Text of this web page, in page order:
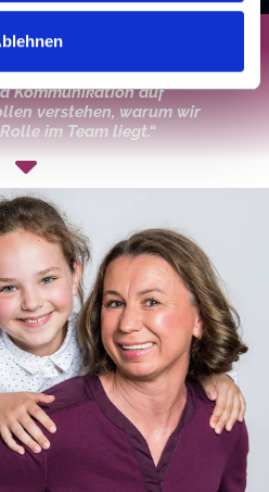
für mich Wertschätzung,
Kommunikation auf
verstehen, warum wir
im Team liegt.“